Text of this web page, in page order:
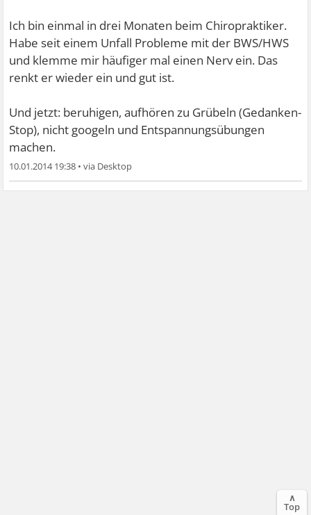
Ich bin einmal in drei Monaten beim Chiropraktiker.
Habe seit einem Unfall Probleme mit der BWS/HWS
und klemme mir häufiger mal einen Nerv ein. Das
renkt er wieder ein und gut ist.
Und jetzt: beruhigen, aufhören zu Grübeln (Gedanken-
Stop), nicht googeln und Entspannungsübungen
machen.
10.01.2014 19:38 •
∧
Top